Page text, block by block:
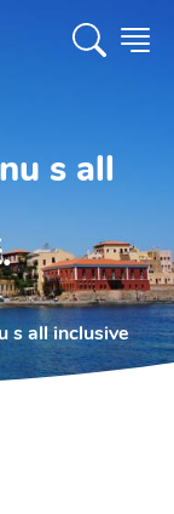
s all
s all inclusive